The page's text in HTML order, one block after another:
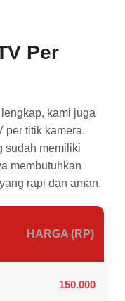
Per
kami juga
per titik kamera.
sudah memiliki
membutuhkan
rapi dan aman.
HARGA (RP)
150.000